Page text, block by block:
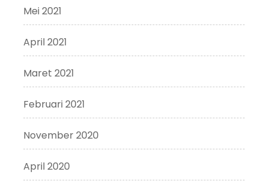
Mei 2021
April 2021
Maret 2021
Februari 2021
November 2020
April 2020